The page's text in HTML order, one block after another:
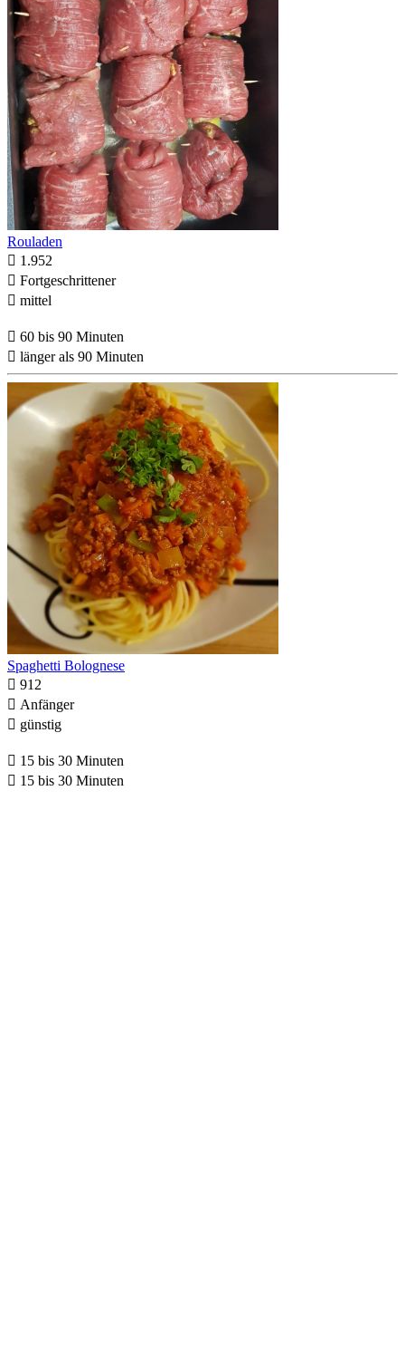
Rouladen
 1.952
 Fortgeschrittener
 mittel
 60 bis 90 Minuten
 länger als 90 Minuten
Spaghetti Bolognese
 912
 Anfänger
 günstig
 15 bis 30 Minuten
 15 bis 30 Minuten